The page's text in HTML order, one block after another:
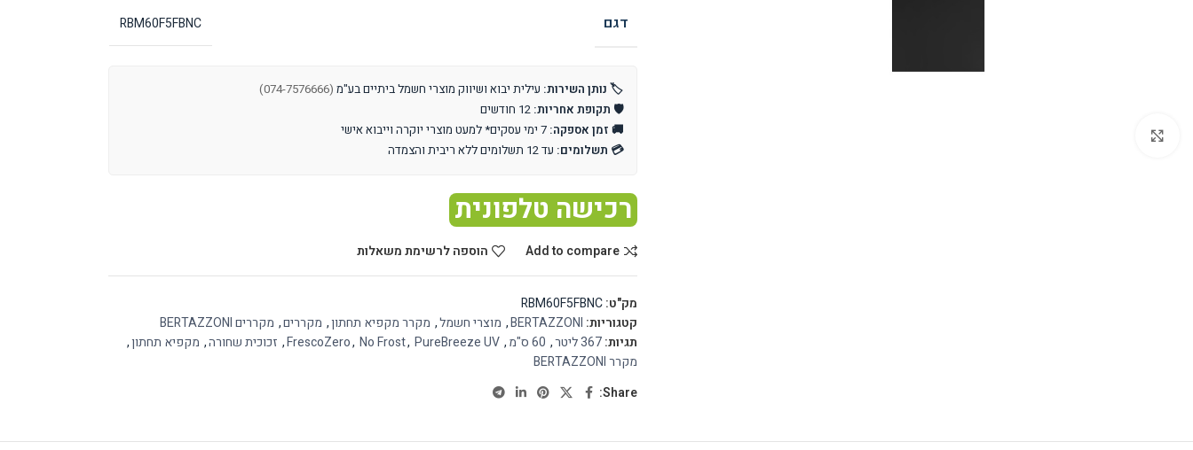
דגם RBM60F5FBNC
🏷️ נותן השירות: עילית יבוא ושיווק מוצרי חשמל ביתיים בע"מ (074-7576666)
🛡️ תקופת אחריות:
🚚 זמן אספקה:
💳 תשלומים: עד 12 תשלומים ללא ריבית והצמדה
רכישה טלפונית
Add to compare הוספה לרשימת משאלות
מק"ט:RBM60F5FBNC
קטגוריות: BERTAZZONI
, מוצרי חשמל, מקרר מקפיא תחתון, מקררים, מקררים BERTAZZONI
תגיות:367 ליטר , 60 ס"מ ,
FrescoZero, No Frost, PureBreeze UV
, זכוכית שחורה, מקפיא תחתון,
מקרר BERTAZZONI
Share: